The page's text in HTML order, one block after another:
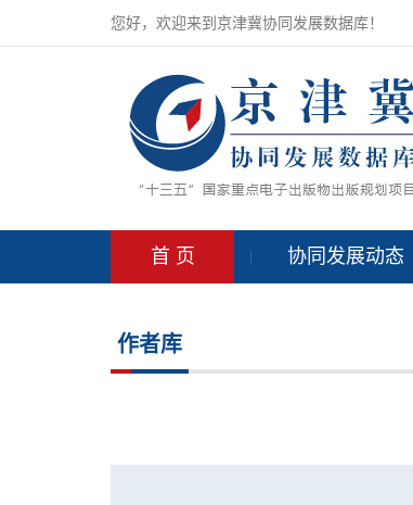
您好，欢迎来到京津冀协同发展数据库！
首 页 协同发展动态
作者库